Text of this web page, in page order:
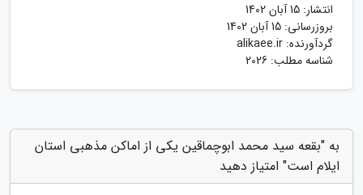
انتشار: 15 آبان 1402
بروزرسانی: 15 آبان 1402
گردآورنده: alikaee.ir
شناسه مطلب: 2026
به "بقعه سید محمد ابوچماقین یکی از اماکن مذهبی استان
ایلام است" امتیاز دهید